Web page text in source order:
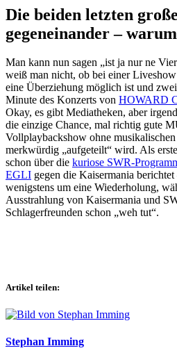
Die beiden letzten
gegeneinander –
Man kann nun sagen „ist ja nur ne
weiß man nicht, ob bei einer
eine Überziehung möglich ist und
Minute des Konzerts von HOWARD
Okay, es gibt Mediatheken, aber
die einzige Chance, mal richtig gute
Vollplaybackshow ohne
merkwürdig „aufgeteilt“ wird. Als
schon über die kuriose SWR-
EGLI gegen die Kaisermania
wenigstens um eine Wiederholung,
Ausstrahlung von Kaisermania und
Schlagerfreunden schon „weh tut“.
Artikel teilen:
Stephan Imming